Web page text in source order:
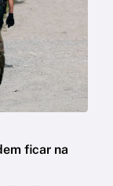
ficar na